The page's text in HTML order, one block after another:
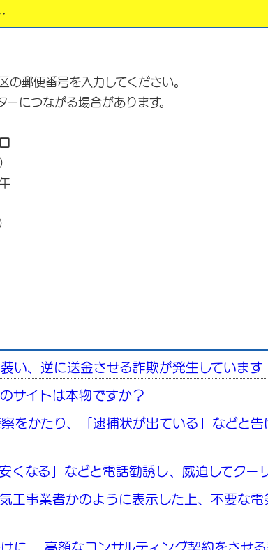
郵便番号を入力してください。
につながる場合があります。
い、逆に送金させる詐欺が発生しています
サイトは本物ですか？
をかたり、「逮捕状が出ている」などと
くなる」などと電話勧誘し、威迫してク
工事業者かのように表示した上、不要な
に、 高額なコンサルティング契約をさせ